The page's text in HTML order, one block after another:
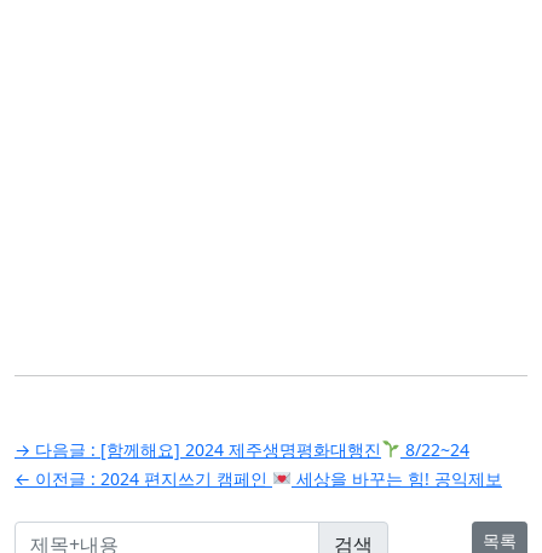
글
탐
색
→ 다음글 : [함께해요] 2024 제주생명평화대행진
8/22~24
← 이전글 : 2024 편지쓰기 캠페인 세상을 바꾸는 힘! 공익제보
목록